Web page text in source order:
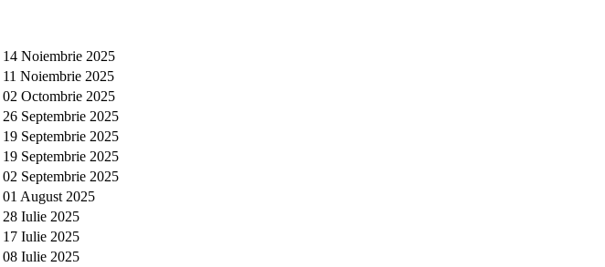
14 Noiembrie 2025
11 Noiembrie 2025
02 Octombrie 2025
26 Septembrie 2025
19 Septembrie 2025
19 Septembrie 2025
02 Septembrie 2025
01 August 2025
28 Iulie 2025
17 Iulie 2025
08 Iulie 2025